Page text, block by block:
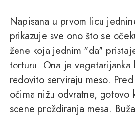
Napisana u prvom licu
prikazuje sve ono što se
žene koja jednim "da"
torturu. Ona je vegetarijanka
redovito serviraju meso.
očima nižu odvratne, gotovo
scene proždiranja mesa.